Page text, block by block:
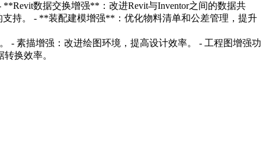
- **Revit数据交换增强**：改进Revit与Inventor之间的数据共
。 - **装配建模增强**：优化物料清单和公差管理，提升
描增强：改进绘图环境，提高设计效率。 - 工程图增强功
换效率。